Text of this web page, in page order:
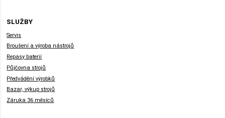
SLUŽBY
Servis
Broušení a výroba nástrojů
Repasy baterií
Půjčovna strojů
Předvádění výrobků
Bazar, výkup strojů
Záruka 36 měsíců